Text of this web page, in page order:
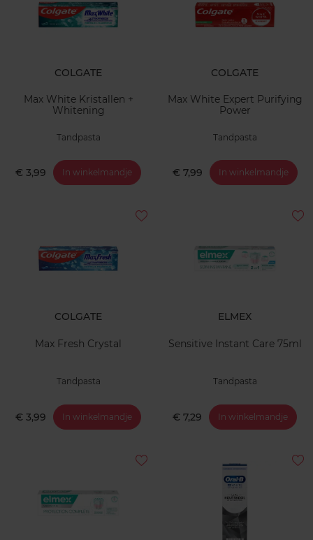
COLGATE
Max White Kristallen +
Whitening
Tandpasta
€ 3,99 In winkelmandje
COLGATE
Max White Expert Purifying
Power
Tandpasta
€ 7,99 In winkelmandje
COLGATE
Max Fresh Crystal
Tandpasta
€ 3,99 In winkelmandje
ELMEX
Sensitive Instant Care 75ml
Tandpasta
€ 7,29 In winkelmandje